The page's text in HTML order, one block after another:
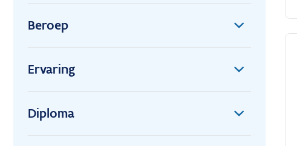
Beroep
Ervaring
Diploma